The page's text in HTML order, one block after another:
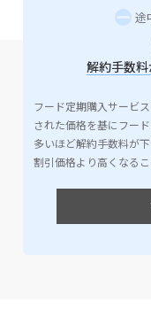
途
解約手数料
フード定期購入サービ
された価格を基にフー
多いほど解約手数料が
割引価格より高くなるこ